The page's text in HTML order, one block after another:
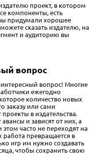
проект, в котором
компоненты, есть
придумали хорошее
сказать издателю, на
и аудиторию вы
вопрос
вопрос! Многие
ежегодно
количество новых
заказу или сами
в издательства.
и зависят от них, а
часто не переходят на
работа превращается в
игр им нужно создавать
чтобы сохранить свою